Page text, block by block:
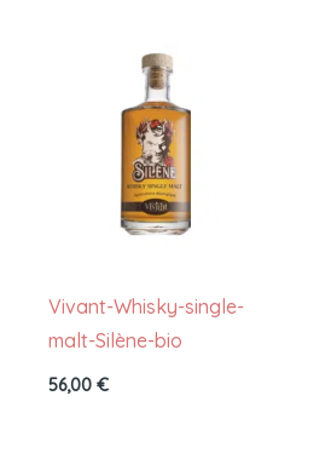
Vivant-Whisky-single-
malt-Silène-bio
56,00€